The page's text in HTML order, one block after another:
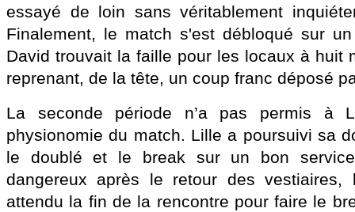
essayé de loin sans véritablement
Finalement, le match s'est débloqué sur
David trouvait la faille pour les locaux à huit
reprenant, de la tête, un coup franc déposé
La seconde période n’a pas permis à
physionomie du match. Lille a poursuivi sa
le doublé et le break sur un bon
dangereux après le retour des vestiaires,
attendu la fin de la rencontre pour faire le